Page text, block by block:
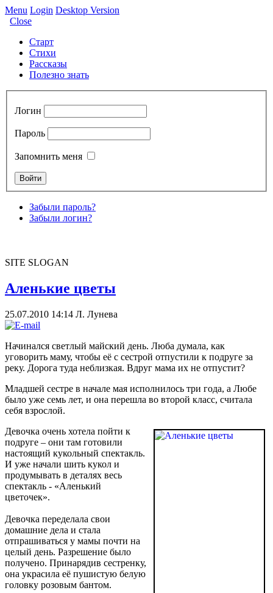
Menu Login Desktop Version
Close
Старт
Стихи
Рассказы
Полезно знать
Логин
Пароль
Запомнить меня
Забыли пароль?
Забыли логин?
SITE SLOGAN
Аленькие цветы
25.07.2010 14:14 Л. Лунева
Начинался светлый майский день. Люба думала, как
уговорить маму, чтобы её с сестрой отпустили к подруге за
реку. Дорога туда неблизкая. Вдруг мама их не отпустит?
Младшей сестре в начале мая исполнилось три года, а Любе
было уже семь лет, и она перешла во второй класс, считала
себя взрослой.
Девочка очень хотела пойти к
подруге – они там готовили
настоящий кукольный спектакль.
И уже начали шить кукол и
продумывать в деталях весь
спектакль - «Аленький
цветочек».
Девочка переделала свои
домашние дела и стала
отпрашиваться у мамы почти на
целый день. Разрешение было
получено. Принарядив сестренку,
она украсила её пушистую белую
головку розовым бантом.